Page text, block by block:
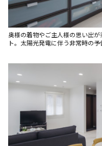
奥様の着物やご主人様の思い出
ト。太陽光発電に伴う非常時の